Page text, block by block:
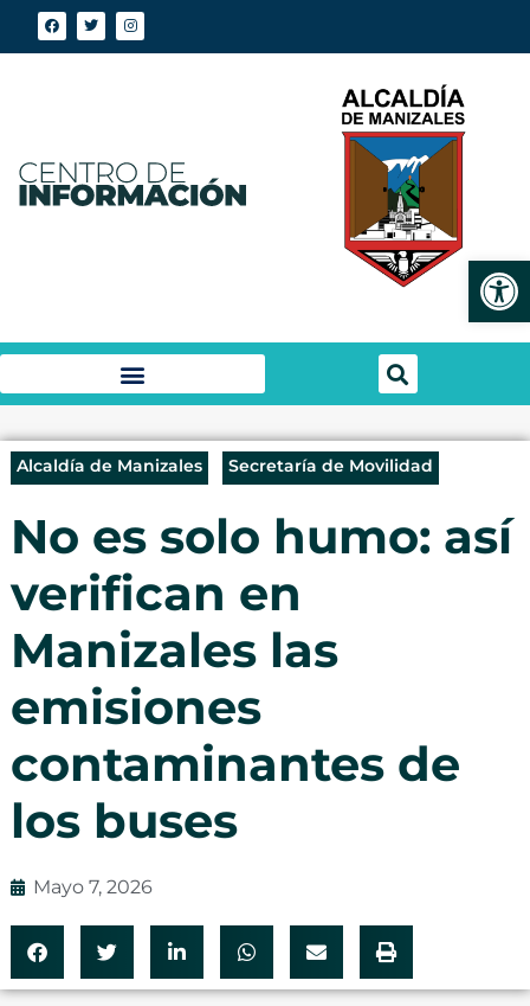
Alcaldía de Manizales Secretaría de Movilidad
No es solo humo: así
verifican en
Manizales las
emisiones
contaminantes de
los buses
Mayo 7, 2026